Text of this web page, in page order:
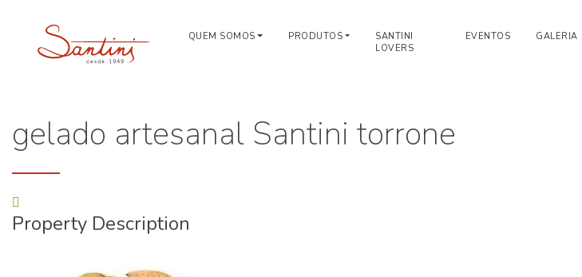
QUEM SOMOS PRODUTOS
SANTINI
LOVERS
EVENTOS GALERIA
gelado artesanal Santini torrone
Property Description